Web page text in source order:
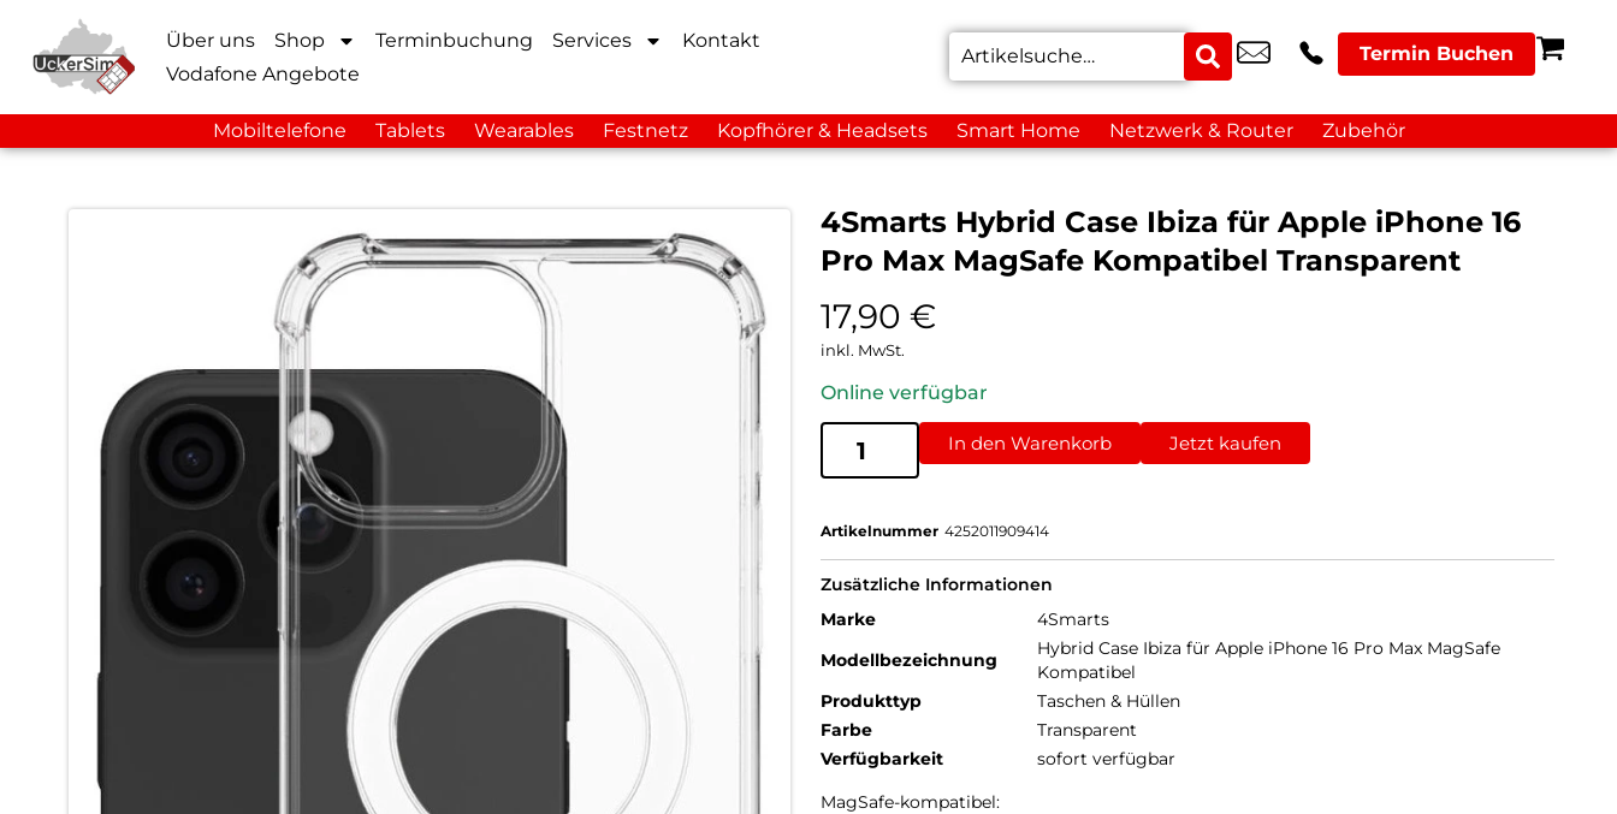
Über uns Shop Terminbuchung Services
Kontakt
Vodafone Angebote
Termin Buchen
Mobiltelefone Tablets Wearables Festnetz Kopfhörer & Headsets Smart Home Netzwerk & Router Zubehör
4Smarts Hybrid Case Ibiza für Apple iPhone 16
Pro Max MagSafe Kompatibel Transparent
17,90 €
inkl. MwSt.
Online verfügbar
In den Warenkorb Jetzt kaufen
Artikelnummer 4252011909414
Zusätzliche Informationen
Marke
4Smarts
Modellbezeichnung
Hybrid Case Ibiza für Apple iPhone 16 Pro Max MagSafe
Kompatibel
Produkttyp
Taschen & Hüllen
Farbe
Transparent
Verfügbarkeit
sofort verfügbar
MagSafe-kompatibel: